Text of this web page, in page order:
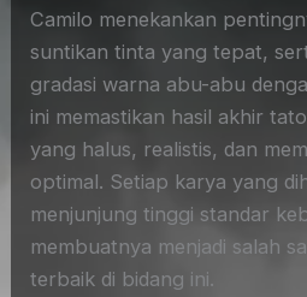
Camilo menekankan
suntikan tinta yang tepat,
gradasi warna abu-abu
ini memastikan hasil akhir
yang halus, realistis, dan
optimal. Setiap karya yang
menjunjung tinggi standar
membuatnya menjadi salah
terbaik di bidang ini.